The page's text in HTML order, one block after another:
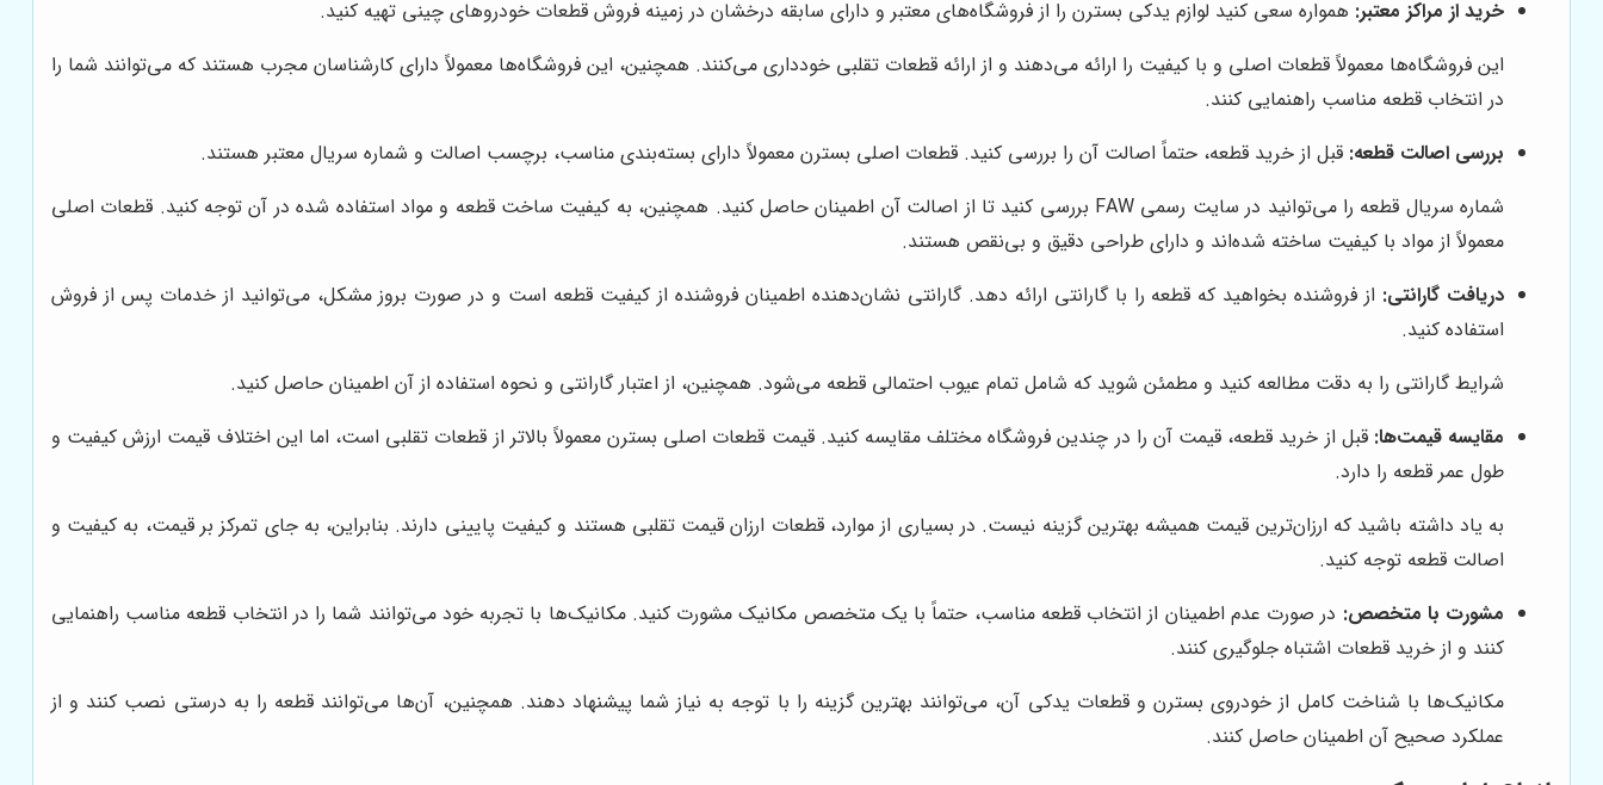
خرید از مراکز معتبر: همواره سعی کنید لوازم یدکی بسترن را از فروشگاه‌های معتبر و دارای سابقه درخشان در زمینه فروش قطعات خودروهای چینی تهیه کنید.
این فروشگاه‌ها معمولاً قطعات اصلی و با کیفیت را ارائه می‌دهند و از ارائه قطعات تقلبی خودداری می‌کنند. همچنین، این فروشگاه‌ها معمولاً دارای کارشناسان مجرب هستند که می‌توانند شما را
در انتخاب قطعه مناسب راهنمایی کنند.
بررسی اصالت قطعه: قبل از خرید قطعه، حتماً اصالت آن را بررسی کنید. قطعات اصلی بسترن معمولاً دارای بسته‌بندی مناسب، برچسب اصالت و شماره سریال معتبر هستند.
شماره سریال قطعه را می‌توانید در سایت رسمی FAW بررسی کنید تا از اصالت آن اطمینان حاصل کنید. همچنین، به کیفیت ساخت قطعه و مواد استفاده شده در آن توجه کنید. قطعات اصلی
معمولاً از مواد با کیفیت ساخته شده‌اند و دارای طراحی دقیق و بی‌نقص هستند.
دریافت گارانتی: از فروشنده بخواهید که قطعه را با گارانتی ارائه دهد. گارانتی نشان‌دهنده اطمینان فروشنده از کیفیت قطعه است و در صورت بروز مشکل، می‌توانید از خدمات پس از فروش
استفاده کنید.
شرایط گارانتی را به دقت مطالعه کنید و مطمئن شوید که شامل تمام عیوب احتمالی قطعه می‌شود. همچنین، از اعتبار گارانتی و نحوه استفاده از آن اطمینان حاصل کنید.
مقایسه قیمت‌ها: قبل از خرید قطعه، قیمت آن را در چندین فروشگاه مختلف مقایسه کنید. قیمت قطعات اصلی بسترن معمولاً بالاتر از قطعات تقلبی است، اما این اختلاف قیمت ارزش کیفیت و
طول عمر قطعه را دارد.
به یاد داشته باشید که ارزان‌ترین قیمت همیشه بهترین گزینه نیست. در بسیاری از موارد، قطعات ارزان قیمت تقلبی هستند و کیفیت پایینی دارند. بنابراین، به جای تمرکز بر قیمت، به کیفیت و
اصالت قطعه توجه کنید.
مشورت با متخصص: در صورت عدم اطمینان از انتخاب قطعه مناسب، حتماً با یک متخصص مکانیک مشورت کنید. مکانیک‌ها با تجربه خود می‌توانند شما را در انتخاب قطعه مناسب راهنمایی
کنند و از خرید قطعات اشتباه جلوگیری کنند.
مکانیک‌ها با شناخت کامل از خودروی بسترن و قطعات یدکی آن، می‌توانند بهترین گزینه را با توجه به نیاز شما پیشنهاد دهند. همچنین، آن‌ها می‌توانند قطعه را به درستی نصب کنند و از
عملکرد صحیح آن اطمینان حاصل کنند.